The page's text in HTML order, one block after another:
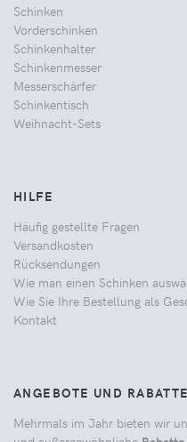
Schinken
Vorderschinken
Schinkenhalter
Schinkenmesser
Messerschärfer
Schinkentisch
Weihnacht-Sets
HILFE
Häufig gestellte Fragen
Versandkosten
Rücksendungen
Wie man einen Schinken
Wie Sie Ihre Bestellung als
Kontakt
ANGEBOTE UND RABATTE
Mehrmals im Jahr bieten wir